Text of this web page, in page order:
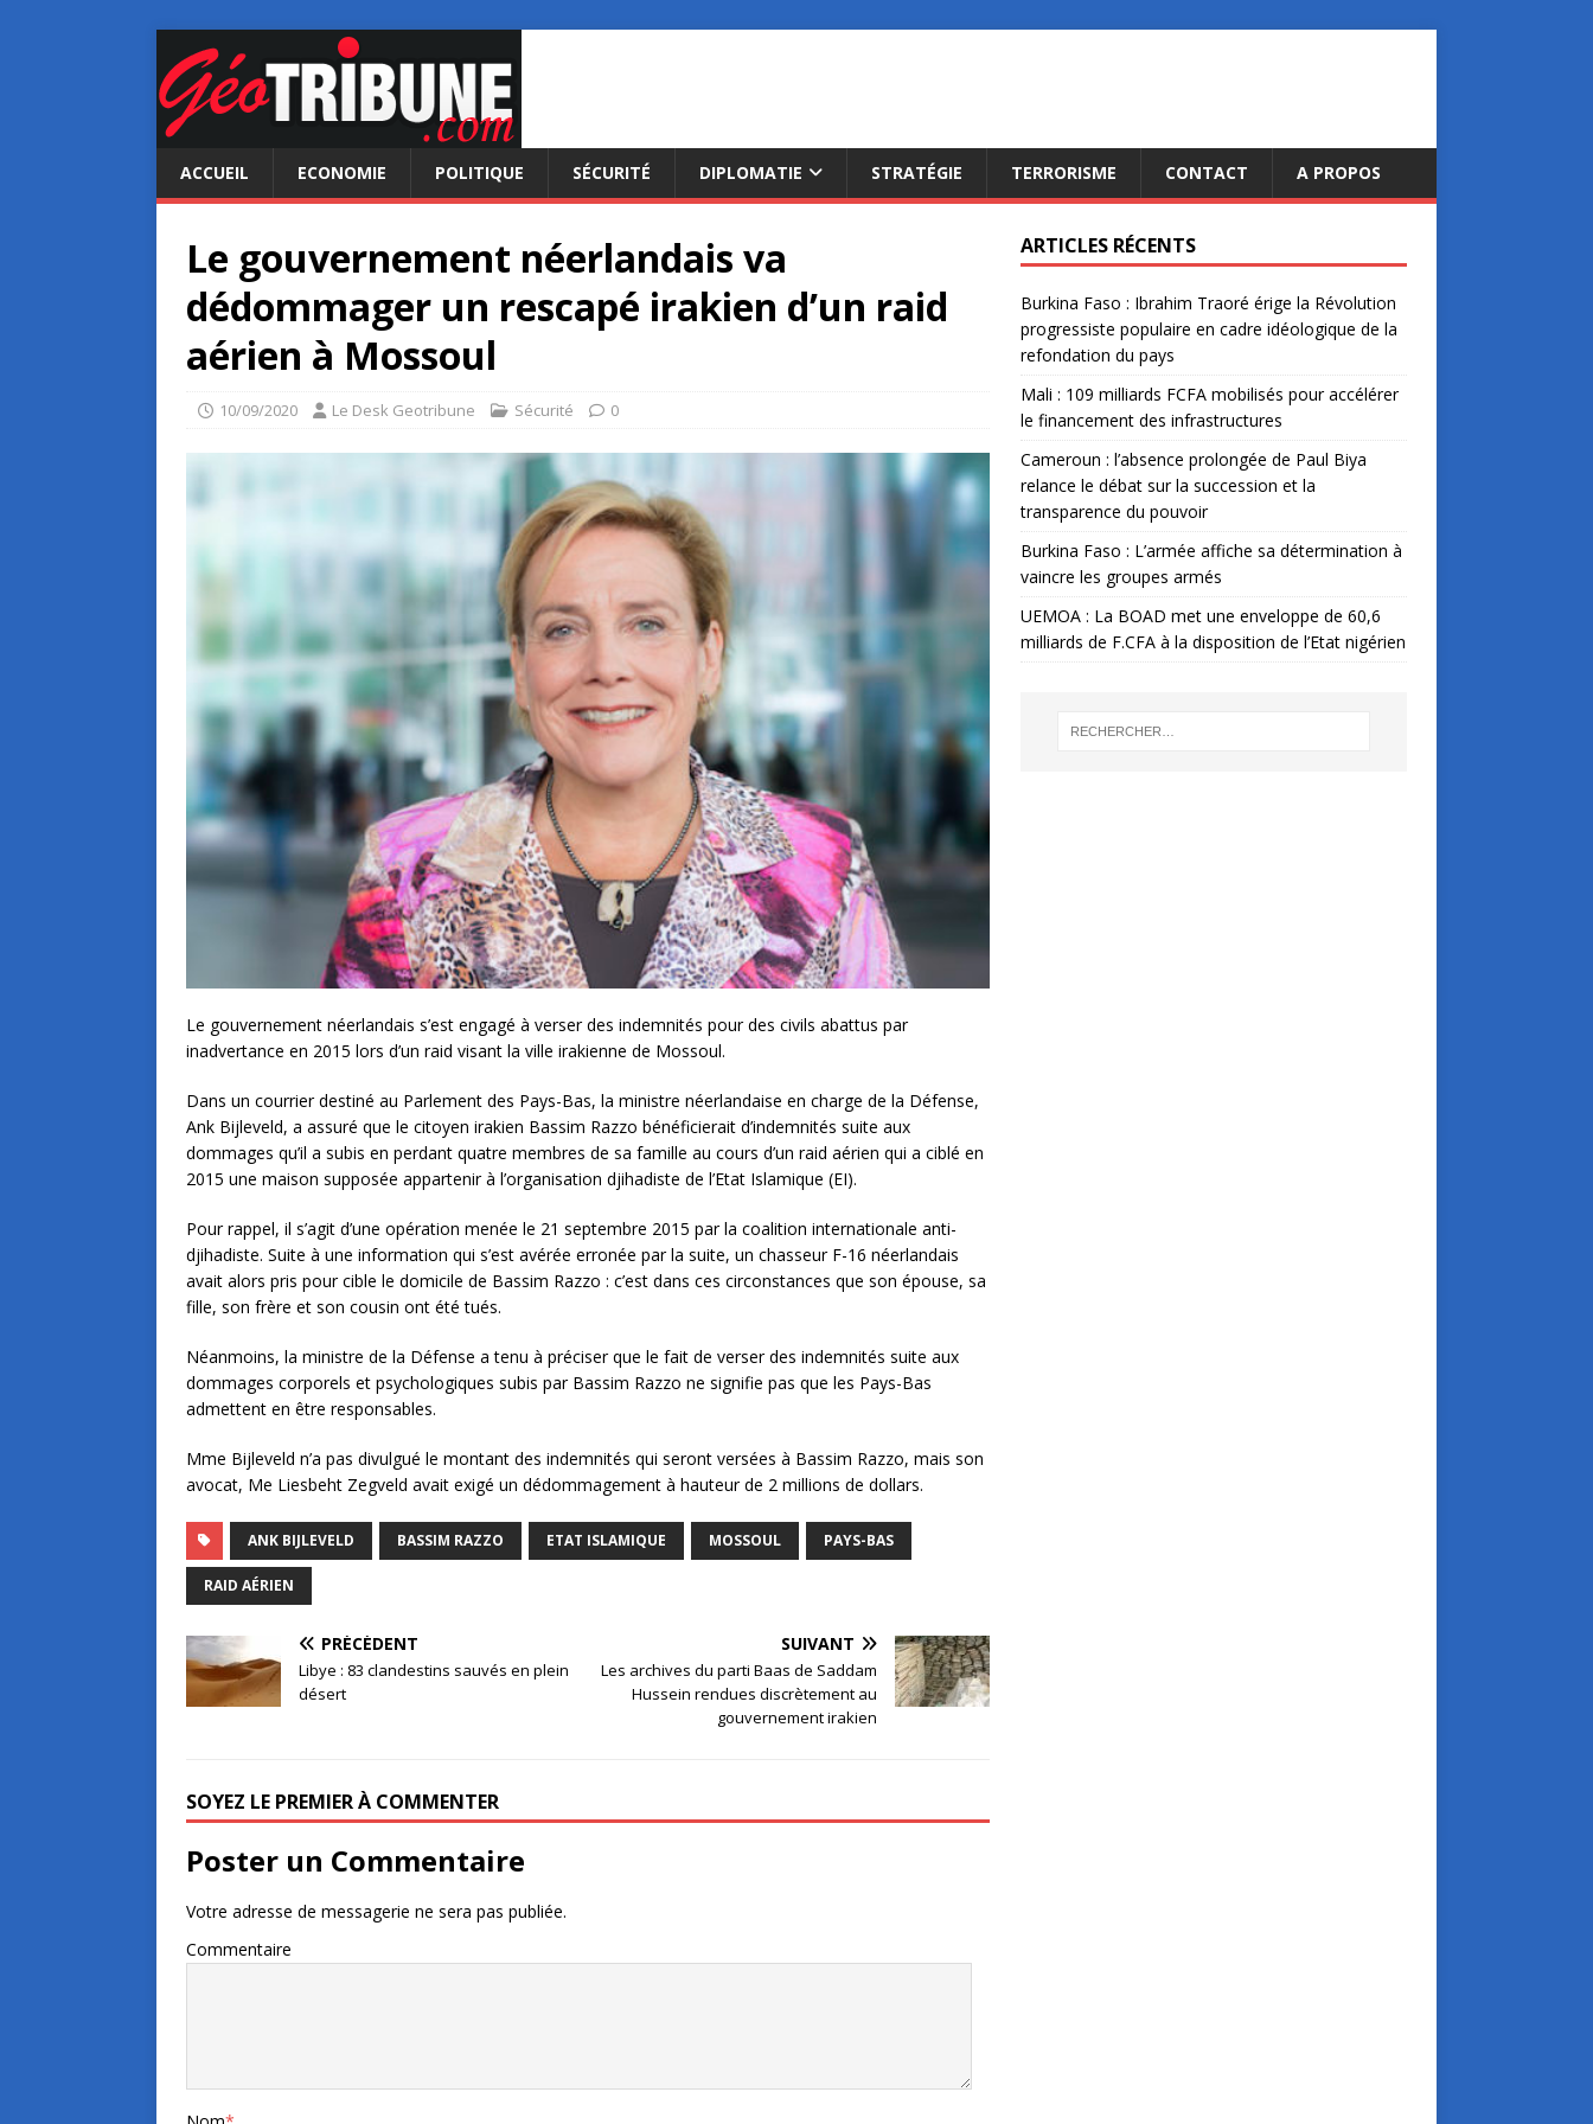
ACCUEIL ECONOMIE POLITIQUE SÉCURITÉ DIPLOMATIE STRATÉGIE TERRORISME CONTACT A PROPOS
Le gouvernement néerlandais va
dédommager un rescapé irakien d’un raid
aérien à Mossoul
10/09/2020 Le Desk Geotribune Sécurité 0
Le gouvernement néerlandais s’est engagé à verser des indemnités pour des civils abattus par
inadvertance en 2015 lors d’un raid visant la ville irakienne de Mossoul.
Dans un courrier destiné au Parlement des Pays-Bas, la ministre néerlandaise en charge de la Défense,
Ank Bijleveld, a assuré que le citoyen irakien Bassim Razzo bénéficierait d’indemnités suite aux
dommages qu’il a subis en perdant quatre membres de sa famille au cours d’un raid aérien qui a ciblé en
2015 une maison supposée appartenir à l’organisation djihadiste de l’Etat Islamique (EI).
Pour rappel, il s’agit d’une opération menée le 21 septembre 2015 par la coalition internationale anti-
djihadiste. Suite à une information qui s’est avérée erronée par la suite, un chasseur F-16 néerlandais
avait alors pris pour cible le domicile de Bassim Razzo : c’est dans ces circonstances que son épouse, sa
fille, son frère et son cousin ont été tués.
Néanmoins, la ministre de la Défense a tenu à préciser que le fait de verser des indemnités suite aux
dommages corporels et psychologiques subis par Bassim Razzo ne signifie pas que les Pays-Bas
admettent en être responsables.
Mme Bijleveld n’a pas divulgué le montant des indemnités qui seront versées à Bassim Razzo, mais son
avocat, Me Liesbeht Zegveld avait exigé un dédommagement à hauteur de 2 millions de dollars.
ANK BIJLEVELD BASSIM RAZZO ETAT ISLAMIQUE MOSSOUL PAYS-BAS
RAID AÉRIEN
PRÉCÉDENT
Libye : 83 clandestins sauvés en plein
désert
SUIVANT
Les archives du parti Baas de Saddam
Hussein rendues discrètement au
gouvernement irakien
SOYEZ LE PREMIER À COMMENTER
Poster un Commentaire
Votre adresse de messagerie ne sera pas publiée.
Commentaire
ARTICLES RÉCENTS
Burkina Faso : Ibrahim Traoré érige la Révolution
progressiste populaire en cadre idéologique de la
refondation du pays
Mali : 109 milliards FCFA mobilisés pour accélérer
le financement des infrastructures
Cameroun : l’absence prolongée de Paul Biya
relance le débat sur la succession et la
transparence du pouvoir
Burkina Faso : L’armée affiche sa détermination à
vaincre les groupes armés
UEMOA : La BOAD met une enveloppe de 60,6
milliards de F.CFA à la disposition de l’Etat nigérien